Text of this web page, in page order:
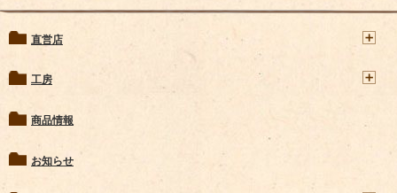
直営店
工房
商品情報
お知らせ